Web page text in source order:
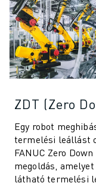
ZDT (Zero
Egy robot
termelési leállást
FANUC Zero
megoldás,
látható termelési